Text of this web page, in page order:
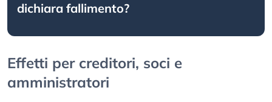
dichiara fallimento?
Effetti per creditori, soci e
amministratori